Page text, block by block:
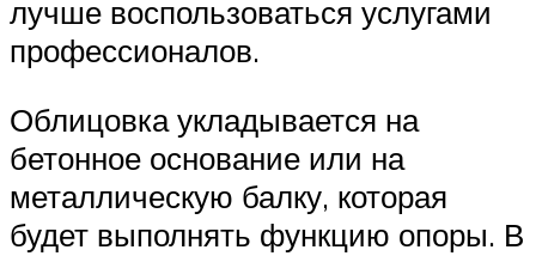
лучше воспользоваться услугами
профессионалов.
Облицовка укладывается на
бетонное основание или на
металлическую балку, которая
будет выполнять функцию опоры. В